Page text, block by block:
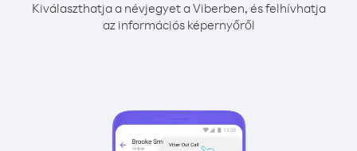
Kiválaszthatja a névjegyet a Viberben, és felhívhatja
az információs képernyőről